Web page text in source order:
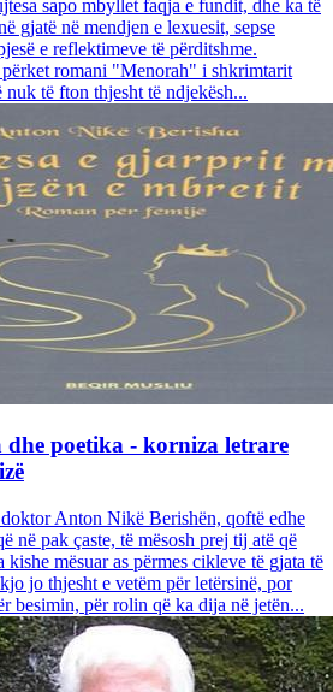
sapo mbyllet faqja e fundit, dhe ka të
gjatë në mendjen e lexuesit, sepse
e reflektimeve të përditshme.
romani "Menorah" i shkrimtarit
të fton thjesht të ndjekësh...
dhe poetika - korniza letrare
Anton Nikë Berishën, qoftë edhe
në pak çaste, të mësosh prej tij atë që
mësuar as përmes cikleve të gjata të
jo thjesht e vetëm për letërsinë, por
besimin, për rolin që ka dija në jetën...